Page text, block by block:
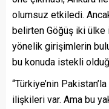
olumsuz etkiledi. Ancak
belirten Göğüş iki
yönelik girişimlerin
bu konuda istekli
“Türkiye’nin
ilişkileri var. Ama bu